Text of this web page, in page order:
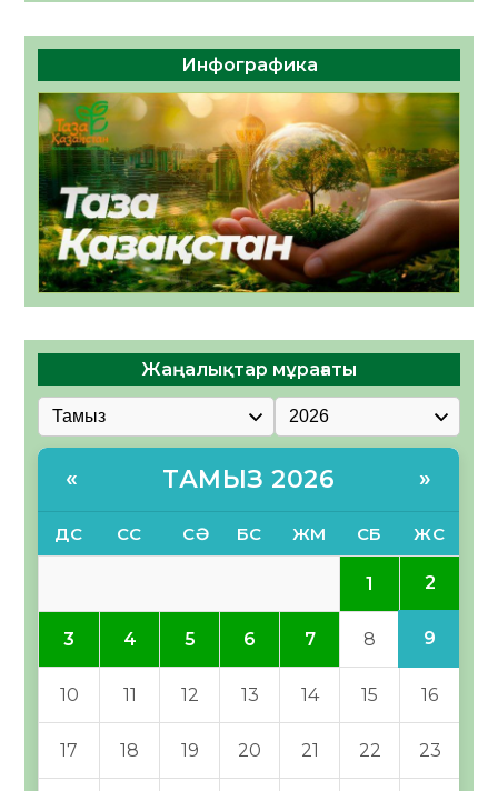
Инфографика
Жаңалықтар мұрағаты
« ТАМЫЗ 2026 »
ДС СС СӘ БС ЖМ СБ ЖС
1 2
3 4 5 6 7 8 9
10 11 12 13 14 15 16
17 18 19 20 21 22 23